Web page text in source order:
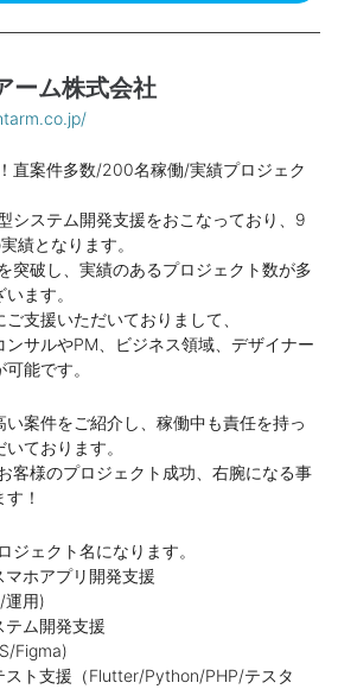
ーム株式会社
直案件多数/200名稼働/実績プロジェク
システム開発支援をおこなっており、9
績となります。
突破し、実績のあるプロジェクト数が多
ます。
支援いただいておりまして、
サルやPM、ビジネス領域、デザイナー
能です。
案件をご紹介し、稼働中も責任を持っ
ております。
客様のプロジェクト成功、右腕になる事
！
ェクト名になります。
マホアプリ開発支援
運用)
テム開発支援
Figma)
ト支援（Flutter/Python/PHP/テスタ